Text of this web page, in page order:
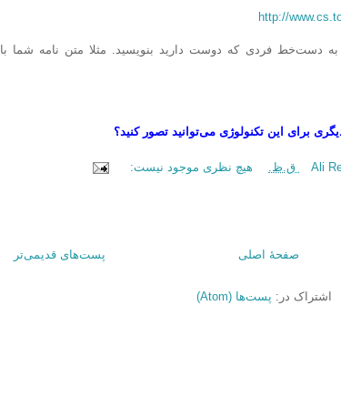
http://
به دست‌خط فردی که دوست دارید بنویسید. مثلا متن نامه شما با
برای این تکنولوژی می‌توانید تصور کنید؟
Ali هیچ نظری موجود نیست:
پست‌های قدیمی‌تر صفحهٔ اصلی
اشتراک در: پست‌ها (Atom)